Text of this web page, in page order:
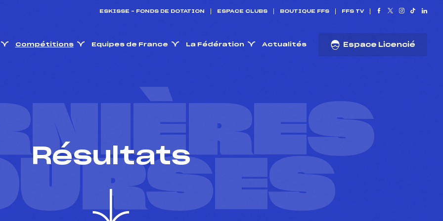
ESKISSE – FONDS DE DOTATION ESPACE CLUBS BOUTIQUE FFS FFS TV
Compétitions Equipes de France La Fédération Actualités Espace Licencié
Résultats